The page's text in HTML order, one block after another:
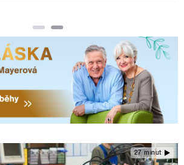
27 minut